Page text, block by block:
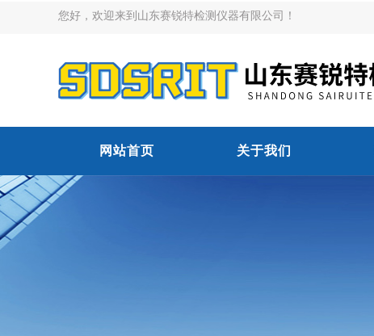
您好，欢迎来到山东赛锐特检测仪器有限公司！
网站首页 关于我们